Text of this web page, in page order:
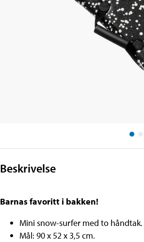
Beskrivelse
Barnas favoritt i bakken!
Mini snow-surfer med to håndtak.
Mål: ‎90 ‎x ‎52 ‎x‎ 3,5 ‎cm‎.